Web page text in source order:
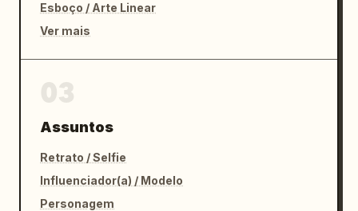
Esboço / Arte Linear
Ver mais
Assuntos
Retrato / Selfie
Influenciador(a) / Modelo
Personagem